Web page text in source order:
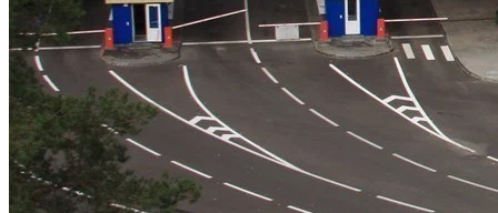
Какие Навыки Станут Ключевыми
Через 10 Лет И Как Подготовиться К Ним
Сегодня
7 Домашних Методов Для Улучшения
Памяти И Концентрации